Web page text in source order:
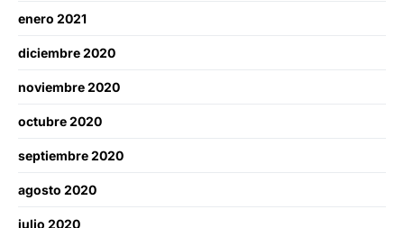
enero 2021
diciembre 2020
noviembre 2020
octubre 2020
septiembre 2020
agosto 2020
julio 2020